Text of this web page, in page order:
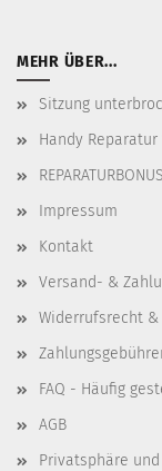
MEHR ÜBER...
Sitzung
Handy
Impressum
Kontakt
Versand- &
Widerrufsrecht
FAQ - Häufig
AGB
Privatsphäre